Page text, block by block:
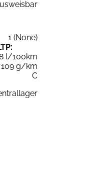
1 (None)
l/100km
109 g/km
C